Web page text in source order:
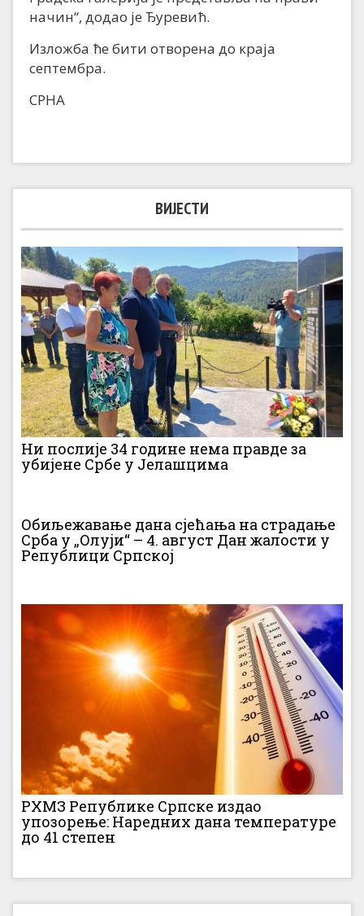
начин“, додао је Ђуревић.
Изложба ће бити отворена до краја
септембра.
СРНА
ВИЈЕСТИ
Ни послије 34 године нема правде за
убијене Србе у Јелашцима
Обиљежавање дана сјећања на страдање
Срба у „Олуји“ – 4. август Дан жалости у
Републици Српској
РХМЗ Републике Српске издао
упозорење: Наредних дана температуре
до 41 степен